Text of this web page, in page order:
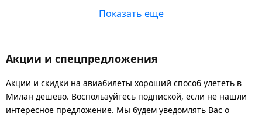
Показать еще
Акции и спецпредложения
Акции и скидки на авиабилеты хороший способ улететь в
Милан дешево. Воспользуйтесь подпиской, если не нашли
интересное предложение. Мы будем уведомлять Вас о